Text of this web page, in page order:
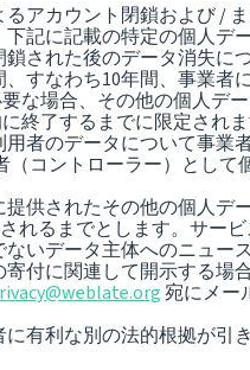
アカウント閉鎖および /
記に記載の特定の個人デ
された後のデータ消失に
すなわち10年間、事業者
場合、その他の個人デ
終了するまでに限定され
者のデータについて事業
コントローラー）とし
供されたその他の個人デ
れるまでとします。サー
いデータ主体へのニュー
付に関連して開示する場
宛にメー
有利な別の法的根拠が引